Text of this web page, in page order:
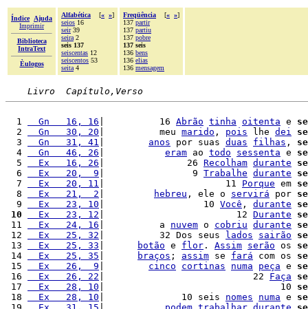
Índice
Ajuda
Imprimir
Biblioteca
IntraText
Èulogos
Alfabética [« »]
seios 16
seir39
seira 2
seis 137
seiscentas 12
seiscentos 53
seita 4
Freqüência [« »]
137 partir
137 partiu
137 pobre
137 seis
136 bens
136 elias
136 mensagem
Livro  Capítulo,Verso
  1
  Gn   16, 16
|          16 Abrão tinha oitenta e
  2
  Gn   30, 20
|          meu marido , pois lhe dei
  3
  Gn   31, 41
anos por suas duas filhas ,
  4
  Gn   46, 26
eram ao todo sessenta e
  5
  Ex   16, 26
|               26 Recolham durante
  6
  Ex   20,  9
|                9 Trabalhe durante
  7
  Ex   20, 11
|                      11 Porque em
  8
  Ex   21,  2
hebreu , ele o servirá por
  9
  Ex   23, 10
|                  10 Você , durante
10
  Ex   23, 12
|                        12 Durante
11
  Ex   24, 16
|          a nuvem o cobriu durante
12
  Ex   25, 32
|          32 Dos seus lados sairão
13
  Ex   25, 33
botão e flor . Assim serão os
14
  Ex   25, 35
braços ; assim se fará com os
15
  Ex   26,  9
cinco cortinas numa peça e
16
  Ex   26, 22
|                           22 Faça
17
  Ex   28, 10
|                                10
18
  Ex   28, 10
|              10 seis nomes numa e